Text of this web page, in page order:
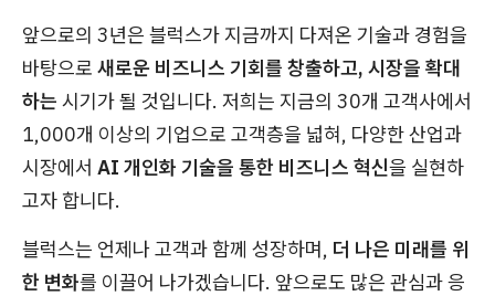
앞으로의 3년은 블럭스가 지금까지 다져온 기술과 경험을
바탕으로 새로운 비즈니스 기회를 창출하고, 시장을 확대
하는 시기가 될 것입니다. 저희는 지금의 30개 고객사에서
1,000개 이상의 기업으로 고객층을 넓혀, 다양한 산업과
시장에서 AI 개인화 기술을 통한 비즈니스 혁신을 실현하
고자 합니다.
블럭스는 언제나 고객과 함께 성장하며, 더 나은 미래를 위
한 변화를 이끌어 나가겠습니다. 앞으로도 많은 관심과 응